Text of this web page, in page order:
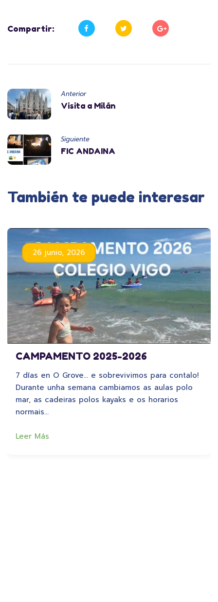
Compartir:
Anterior
Visita a Milán
Siguiente
FIC ANDAINA
También te puede interesar
26 junio, 2026
CAMPAMENTO 2025-2026
7 días en O Grove… e sobrevivimos para contalo!
Durante unha semana cambiamos as aulas polo
mar, as cadeiras polos kayaks e os horarios
normais…
Leer Más